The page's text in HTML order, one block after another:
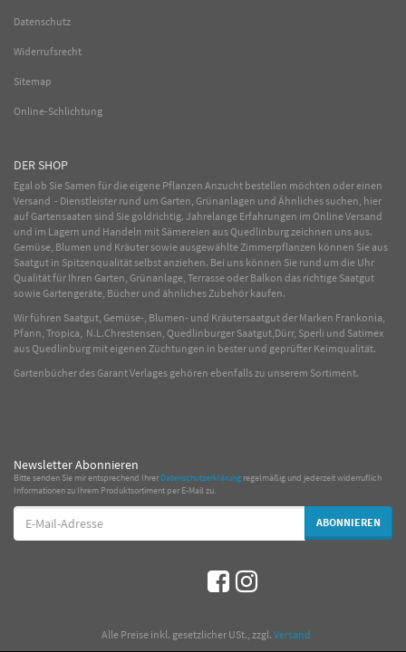
Datenschutz
Widerrufsrecht
Sitemap
Online-Schlichtung
DER SHOP
Egal ob Sie Samen für die eigene Pflanzen Anzucht bestellen möchten oder einen
Versand - Dienstleister rund um Garten, Grünanlagen und Ähnliches suchen, hier
auf Gartensaaten sind Sie goldrichtig. Jahrelange Erfahrungen im OnlineVersand
und im Lagern und Handeln mit Sämereien aus Quedlinburg zeichnen uns aus.
Gemüse, Blumen und Kräuter sowie ausgewählteZimmerpflanzen können Sie aus
Saatgut in Spitzenqualität selbst anziehen. Bei uns können Sie rund um die Uhr
Qualität für Ihren Garten, Grünanlage, Terrasse oder Balkon das richtige Saatgut
sowie Gartengeräte, Bücher und ähnliches Zubehör kaufen.
Wir führen Saatgut, Gemüse-, Blumen- und Kräutersaatgut der Marken Frankonia,
Pfann, Tropica, N.L.Chrestensen, Quedlinburger Saatgut,Dürr, Sperli und Satimex
aus Quedlinburg mit eigenen Züchtungen in bester und geprüfter Keimqualität.
Gartenbücher des Garant Verlages gehören ebenfalls zu unserem Sortiment.
Newsletter Abonnieren
Bitte senden Sie mir entsprechend IhrerDatenschutzerklärung regelmäßig und jederzeit widerruflich
Informationen zu Ihrem Produktsortiment per E-Mail zu.
E-
Mail-
Adresse
ABONNIEREN
Alle Preise inkl. gesetzlicher USt., zzgl. Versand